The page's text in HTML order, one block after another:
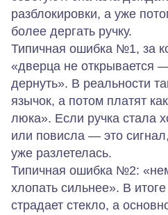
разблокировки, а уже
более дергать ручку.
Типичная ошибка №1, за
«дверца не открывается
дернуть». В реальности
язычок, а потом платят
люка». Если ручка стала
или повисла — это
уже разлетелась.
Типичная ошибка №2:
хлопать сильнее». В итоге
страдает стекло, а